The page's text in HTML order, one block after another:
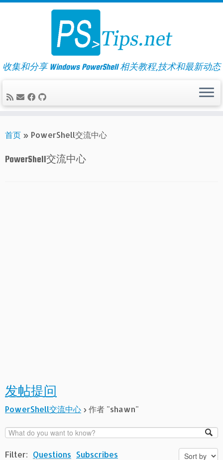
Skip
收集和分享 Windows PowerShell 相关教程,技术和最新动态
首页 » PowerShell交流中心
PowerShell交流中心
发帖提问
PowerShell交流中心 › 作者 "shawn"
Filter: Questions Subscribes